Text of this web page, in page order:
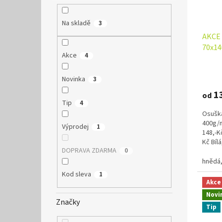
Na skladě 3
Akce 4
Novinka 3
Tip 4
Výprodej 1
DOPRAVA ZDARMA 0
Kod sleva 1
Značky
je
z
5
od
400g/
148,-
Kč
Akce
Tip